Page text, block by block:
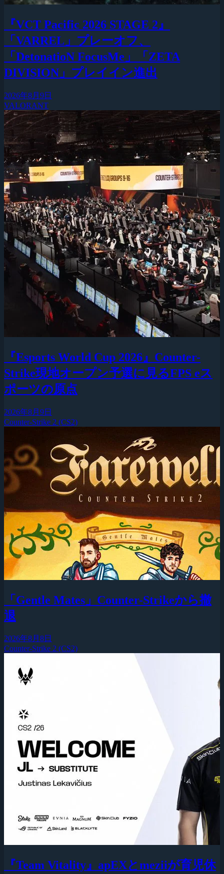
『VCT Pacific 2026 STAGE 2』
「VARREL」プレーオフ、
「DetonatioN FocusMe」「ZETA
DIVISION」プレイイン進出
2026年8月9日
VALORANT
『Esports World Cup 2026』Counter-
Strike現地オープン予選に見るFPS eス
ポーツの原点
2026年8月9日
Counter-Strike 2 (CS2)
「Gentle Mates」Counter-Strikeから撤
退
2026年8月8日
Counter-Strike 2 (CS2)
『Team Vitality』apEXとmeziiが育児休